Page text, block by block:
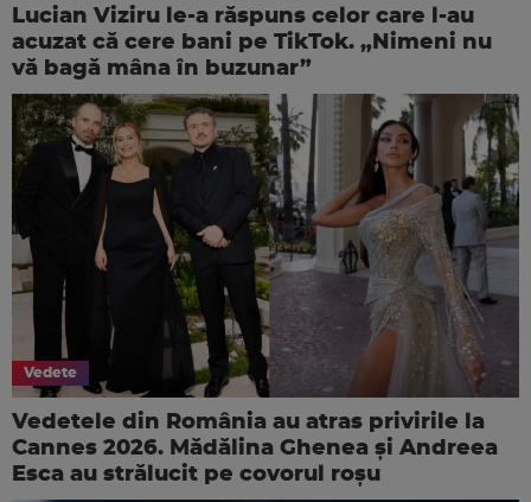
Lucian Viziru le-a răspuns celor care l-au
acuzat că cere bani pe TikTok. „Nimeni nu
vă bagă mâna în buzunar”
Vedete
Vedetele din România au atras privirile la
Cannes 2026. Mădălina Ghenea și Andreea
Esca au strălucit pe covorul roșu